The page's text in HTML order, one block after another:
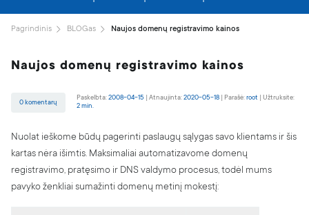
Svetainės kūrimas
VPS serveriai
BLOGas
Karjera
Pagrindinis BLOGas Naujos domenų registravimo kainos
Naujos domenų registravimo kainos
0 komentarų
Paskelbta:2008-04-15 Atnaujinta:2020-05-18 Parašė:root
Užtruksite:
2 min.
Nuolat ieškome būdų pagerinti paslaugų sąlygas savo klientams ir šis
kartas nėra išimtis. Maksimaliai automatizavome domenų
registravimo, pratęsimo ir DNS valdymo procesus, todėl mums
pavyko ženkliai sumažinti domenų metinį mokestį: